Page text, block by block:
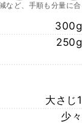
など、手順も分量に合
300g
250g
大さじ1
少々